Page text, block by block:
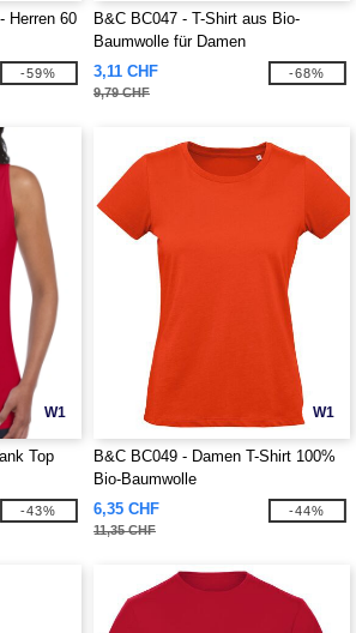
Herren 60
-59%
B&C BC047 - T-Shirt aus Bio-
Baumwolle für Damen
3,11 CHF
9,79 CHF
-68%
W1
Top
-43%
W1
B&C BC049 - Damen T-Shirt 100%
Bio-Baumwolle
6,35 CHF
11,35 CHF
-44%